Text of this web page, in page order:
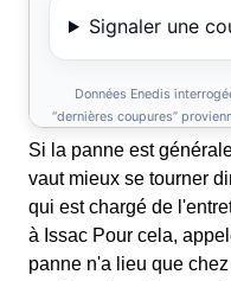
Si la panne est
vaut mieux se tourner
qui est chargé de
à Issac Pour cela,
panne n'a lieu que